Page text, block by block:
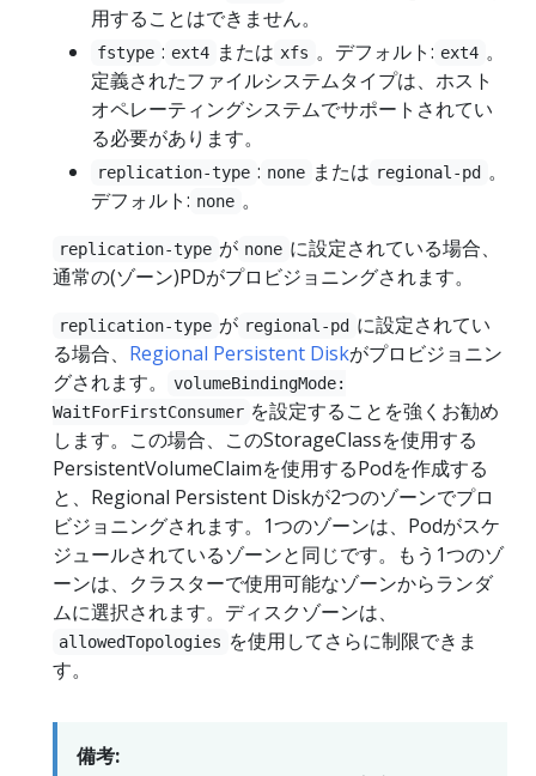
用することはできません。
fstype : ext4 または xfs 。デフォルト: ext4 。
定義されたファイルシステムタイプは、ホスト
オペレーティングシステムでサポートされてい
る必要があります。
replication-type : none または regional-pd 。
デフォルト: none 。
replication-type が none に設定されている場合、
通常の(ゾーン)PDがプロビジョニングされます。
replication-type が regional-pd に設定されてい
る場合、 Regional Persistent Diskがプロビジョニン
グされます。
volumeBindingMode:
WaitForFirstConsumer を設定することを強くお勧め
します。この場合、このStorageClassを使用する
PersistentVolumeClaimを使用するPodを作成する
と、Regional Persistent Diskが2つのゾーンでプロ
ビジョニングされます。1つのゾーンは、Podがスケ
ジュールされているゾーンと同じです。もう1つのゾ
ーンは、クラスターで使用可能なゾーンからランダ
ムに選択されます。ディスクゾーンは、
allowedTopologies を使用してさらに制限できま
す。
備考: